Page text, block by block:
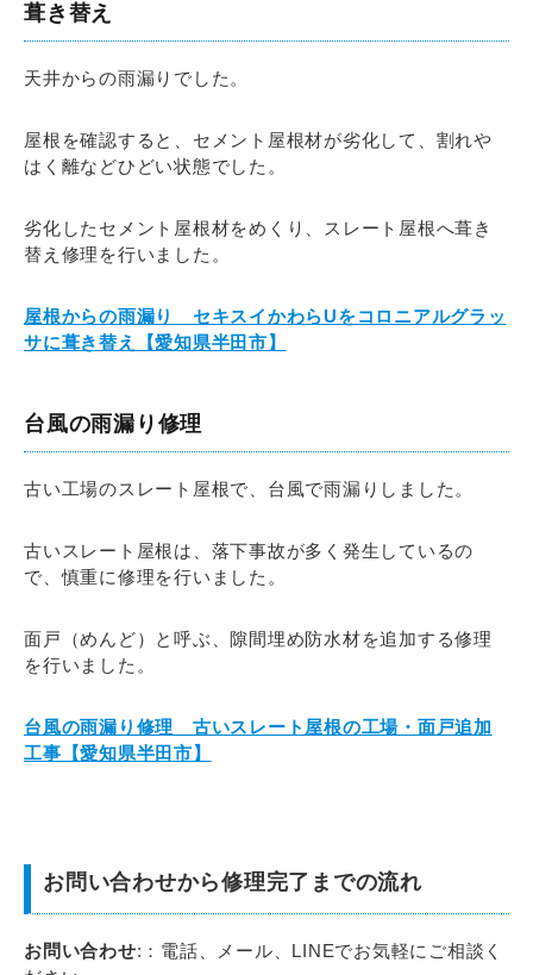
葺き替え
天井からの雨漏りでした。
屋根を確認すると、セメント屋根材が劣化して、割れや
はく離などひどい状態でした。
劣化したセメント屋根材をめくり、スレート屋根へ葺き
替え修理を行いました。
屋根からの雨漏り セキスイかわらUをコロニアルグラッ
サに葺き替え【愛知県半田市】
台風の雨漏り修理
古い工場のスレート屋根で、台風で雨漏りしました。
古いスレート屋根は、落下事故が多く発生しているの
で、慎重に修理を行いました。
面戸（めんど）と呼ぶ、隙間埋め防水材を追加する修理
を行いました。
台風の雨漏り修理 古いスレート屋根の工場・面戸追加
工事【愛知県半田市】
お問い合わせから修理完了までの流れ
お問い合わせ:：電話、メール、LINEでお気軽にご相談く